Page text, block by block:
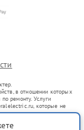
в отношении которых
ремонту. Услуги
которые не
представителями.
оборот в соответствии